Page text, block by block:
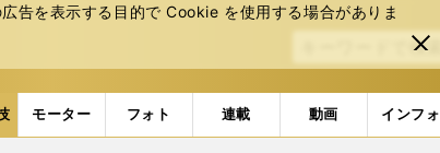
告を表⽰する⽬的で Cookie を使⽤する場合がありま
閉じ
る
モーター フォト 連載 動画 インフォ